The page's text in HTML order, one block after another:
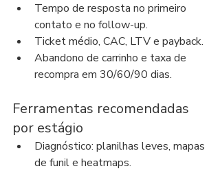
Tempo de resposta no primeiro
contato e no follow-up.
Ticket médio, CAC, LTV e payback.
Abandono de carrinho e taxa de
recompra em 30/60/90 dias.
Ferramentas recomendadas
por estágio
Diagnóstico: planilhas leves, mapas
de funil e heatmaps.